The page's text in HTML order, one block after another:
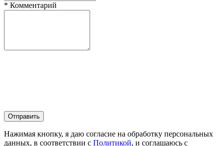
* Комментарий
Отправить
Нажимая кнопку, я даю согласие на обработку персональных
данных, в соответствии с Политикой, и соглашаюсь с